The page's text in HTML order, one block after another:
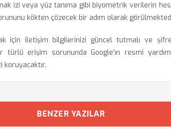
izi veya yüz tanıma gibi biyometrik verilerin
kökten çözecek bir adım olarak
için iletişim bilgilerinizi güncel tutmalı ve
türlü erişim sorununda Google'ın resmi
koruyacaktır.
BENZER YAZILAR